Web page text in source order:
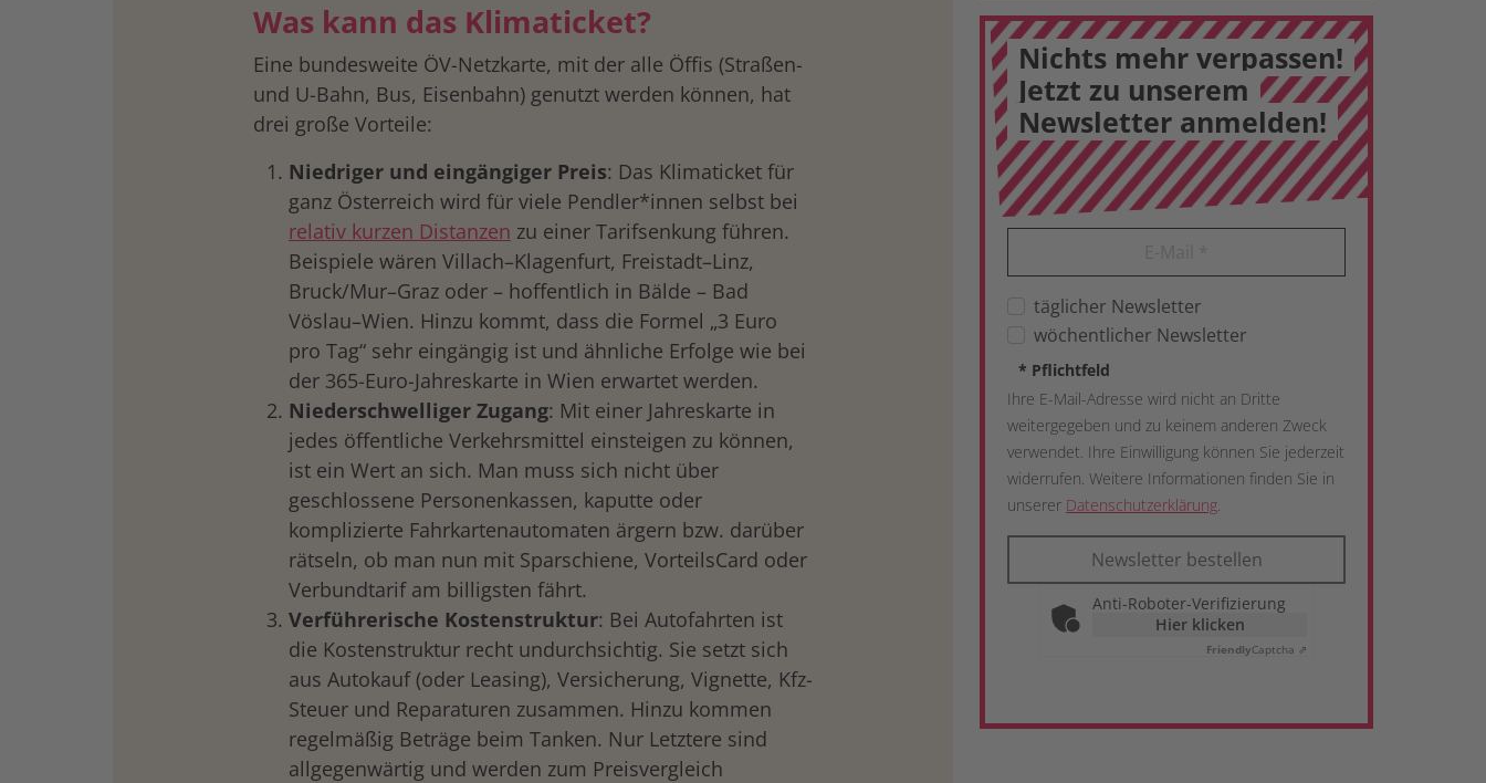
Was kann das Klimaticket?
Eine bundesweite ÖV-Netzkarte, mit der alle Öffis (Straßen-
und U-Bahn, Bus, Eisenbahn) genutzt werden können, hat
drei große Vorteile:
Niedriger und eingängiger Preis: Das Klimaticket für
ganz Österreich wird für viele Pendler*innen selbst bei
relativ kurzen Distanzen zu einer Tarifsenkung führen.
Beispiele wären Villach–Klagenfurt, Freistadt–Linz,
Bruck/Mur–Graz oder – hoffentlich in Bälde – Bad
Vöslau–Wien. Hinzu kommt, dass die Formel „3 Euro
pro Tag“ sehr eingängig ist und ähnliche Erfolge wie bei
der 365-Euro-Jahreskarte in Wien erwartet werden.
Niederschwelliger Zugang: Mit einer Jahreskarte in
jedes öffentliche Verkehrsmittel einsteigen zu können,
ist ein Wert an sich. Man muss sich nicht über
geschlossene Personenkassen, kaputte oder
komplizierte Fahrkartenautomaten ärgern bzw. darüber
rätseln, ob man nun mit Sparschiene, VorteilsCard oder
Verbundtarif am billigsten fährt.
Verführerische Kostenstruktur: Bei Autofahrten ist
die Kostenstruktur recht undurchsichtig. Sie setzt sich
aus Autokauf (oder Leasing), Versicherung, Vignette, Kfz-
Steuer und Reparaturen zusammen. Hinzu kommen
regelmäßig Beträge beim Tanken. Nur Letztere sind
allgegenwärtig und werden zum Preisvergleich
drucken
Nichts mehr verpassen!
Jetzt zu unserem
Newsletter anmelden!
täglicher Newsletter
wöchentlicher Newsletter
* Pflichtfeld
Ihre E-Mail-Adresse wird nicht an Dritte
weitergegeben und zu keinem anderen Zweck
verwendet. Ihre Einwilligung können Sie jederzeit
widerrufen. Weitere Informationen finden Sie in
unserer Datenschutzerklärung.
Newsletter bestellen
Anti-Roboter-Verifizierung
Hier klicken
FriendlyCaptcha ⇗